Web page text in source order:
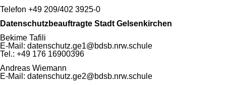
Telefon +49 209/402 3925-0
Datenschutzbeauftragte Stadt Gelsenkirchen
Bekime Tafili
E-Mail: datenschutz.ge1@bdsb.nrw.schule
Tel.: +49 176 16900396
Andreas Wiemann
E-Mail: datenschutz.ge2@bdsb.nrw.schule